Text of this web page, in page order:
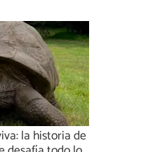
la historia de